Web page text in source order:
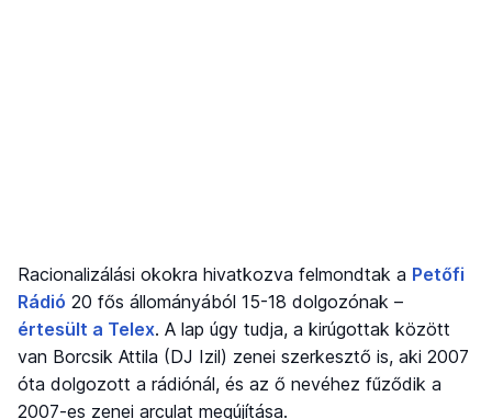
Racionalizálási okokra hivatkozva felmondtak a Petőfi
Rádió 20 fős állományából 15-18 dolgozónak –
értesült a Telex. A lap úgy tudja, a kirúgottak között
van Borcsik Attila (DJ Izil) zenei szerkesztő is, aki 2007
óta dolgozott a rádiónál, és az ő nevéhez fűződik a
2007-es zenei arculat megújítása.